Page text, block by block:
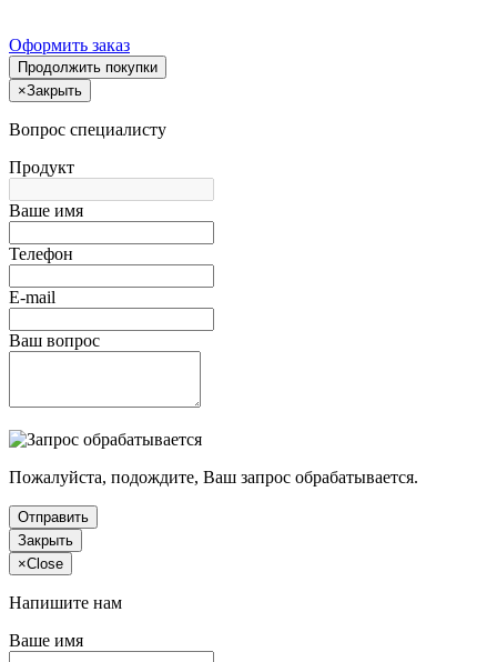
Оформить заказ
Продолжить покупки
×Закрыть
Вопрос специалисту
Продукт
Ваше имя
Телефон
E-mail
Ваш вопрос
Пожалуйста, подождите, Ваш запрос обрабатывается.
Отправить
Закрыть
×Close
Напишите нам
Ваше имя